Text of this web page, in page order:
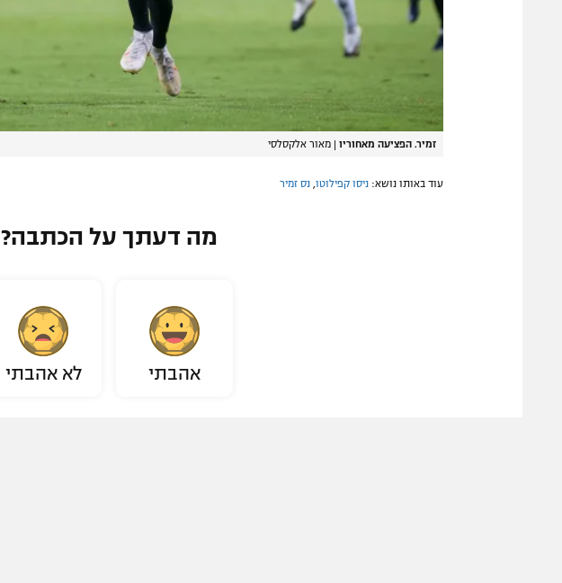
זמיר. הפציעה מאחוריו מאור אלקסלסי
עוד באותו נושא: ניסו קפילוטו, נס זמיר
מה דעתך על הכתבה?
אהבתי לא אהבתי